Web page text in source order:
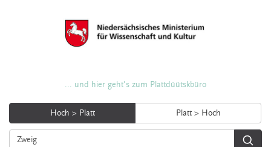
... und hier geht's zum Plattdüütskbüro
Hoch > Platt Platt > Hoch